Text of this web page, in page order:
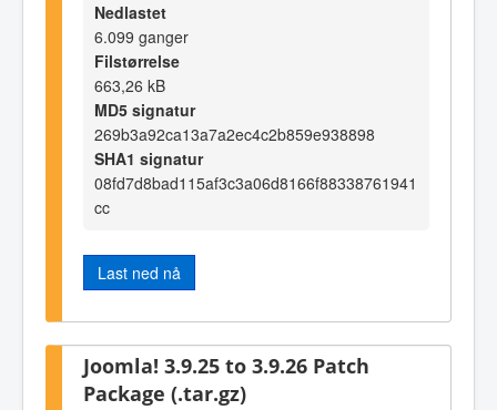
Nedlastet
6.099 ganger
Filstørrelse
663,26 kB
MD5 signatur
269b3a92ca13a7a2ec4c2b859e938898
SHA1 signatur
08fd7d8bad115af3c3a06d8166f88338761941
cc
Last ned nå
Joomla! 3.9.25 to 3.9.26 Patch
Package (.tar.gz)